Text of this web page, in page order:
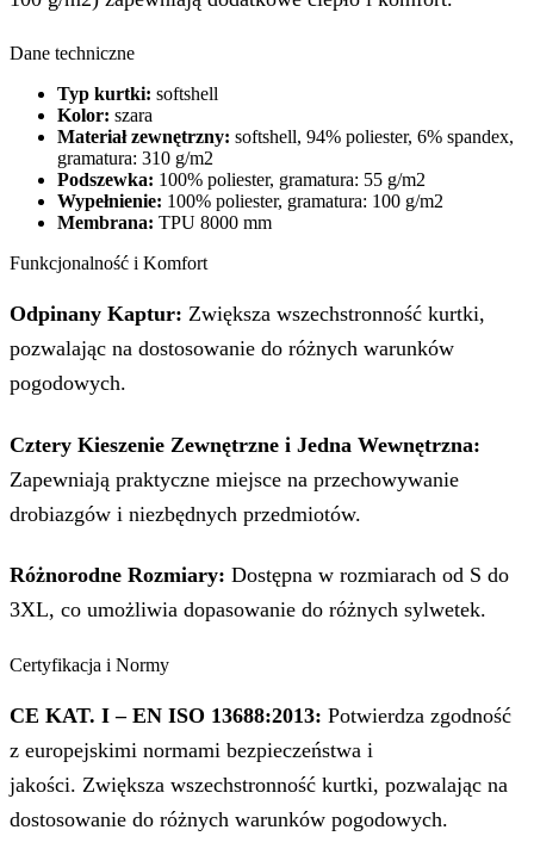
Dane techniczne
Typ kurtki: softshell
Kolor: szara
Materiał zewnętrzny: softshell, 94% poliester, 6% spandex,
gramatura: 310 g/m2
Podszewka: 100% poliester, gramatura: 55 g/m2
Wypełnienie: 100% poliester, gramatura: 100 g/m2
Membrana: TPU 8000 mm
Funkcjonalność i Komfort
Odpinany Kaptur: Zwiększa wszechstronność kurtki,
pozwalając na dostosowanie do różnych warunków
pogodowych.
Cztery Kieszenie Zewnętrzne i Jedna Wewnętrzna:
Zapewniają praktyczne miejsce na przechowywanie
drobiazgów i niezbędnych przedmiotów.
Różnorodne Rozmiary: Dostępna w rozmiarach od S do
3XL, co umożliwia dopasowanie do różnych sylwetek.
Certyfikacja i Normy
CE KAT. I – EN ISO 13688:2013: Potwierdza zgodność
z europejskimi normami bezpieczeństwa i
jakości. Zwiększa wszechstronność kurtki, pozwalając na
dostosowanie do różnych warunków pogodowych.